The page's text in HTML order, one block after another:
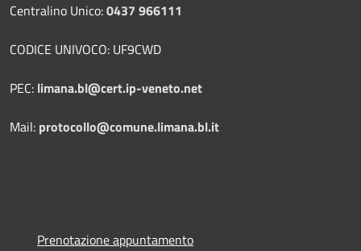
Centralino Unico:0437 966111
CODICE UNIVOCO: UF9CWD
PEC: limana.bl@cert.ip-veneto.net
Mail: protocollo@comune.limana.bl.it
Prenotazione appuntamento